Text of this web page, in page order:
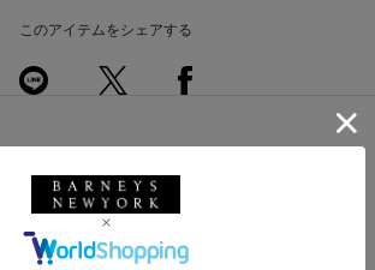
このアイテムをシェアする
用したスタイリング